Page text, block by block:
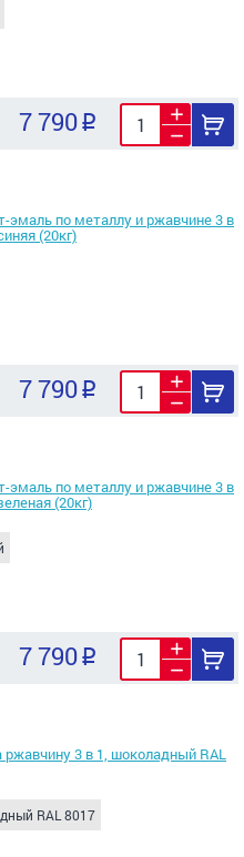
7 790
эмаль по металлу и ржавчине 3 в
(20кг)
7 790
эмаль по металлу и ржавчине 3 в
(20кг)
7 790
ржавчину 3 в 1, шоколадный RAL
RAL 8017